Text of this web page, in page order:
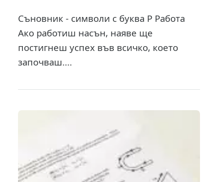
Съновник - символи с буква Р Работа
Aко работиш насън, наяве ще
постигнеш успех във всичко, което
започваш....